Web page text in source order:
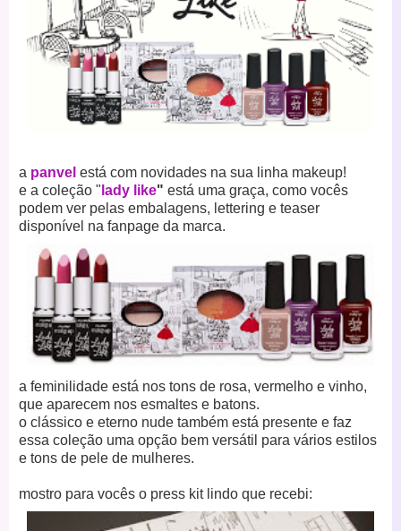
a panvel está com novidades na sua linha makeup!
e a coleção " lady like" está uma graça, como vocês
podem ver pelas embalagens, lettering e teaser
disponível na fanpage da marca.
a feminilidade está nos tons de rosa, vermelho e vinho,
que aparecem nos esmaltes e batons.
o clássico e eterno nude também está presente e faz
essa coleção uma opção bem versátil para vários estilos
e tons de pele de mulheres.
mostro para vocês o press kit lindo que recebi: